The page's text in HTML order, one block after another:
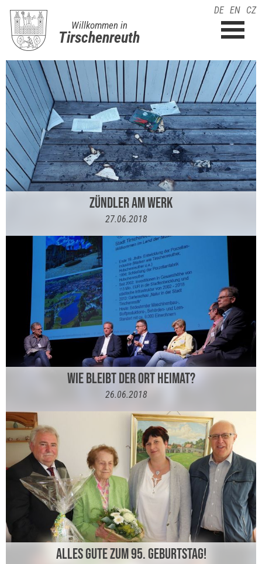
Willkommen in
Tirschenreuth
DE EN CZ
ZÜNDLER AM WERK
27.06.2018
WIE BLEIBT DER ORT HEIMAT?
26.06.2018
ALLES GUTE ZUM 95. GEBURTSTAG!